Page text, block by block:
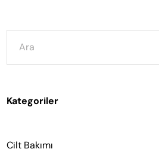
şunun
için
ara:
Kategoriler
Cilt Bakımı